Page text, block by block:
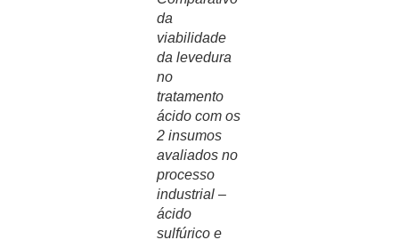
da
viabilidade
da levedura
no
tratamento
ácido com os
2 insumos
avaliados no
processo
industrial –
ácido
sulfúrico e